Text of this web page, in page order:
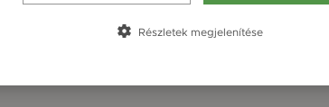
Részletek megjelenítése